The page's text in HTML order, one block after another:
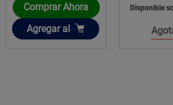
Comprar Ahora
Añadir
Agregar al
Disponible